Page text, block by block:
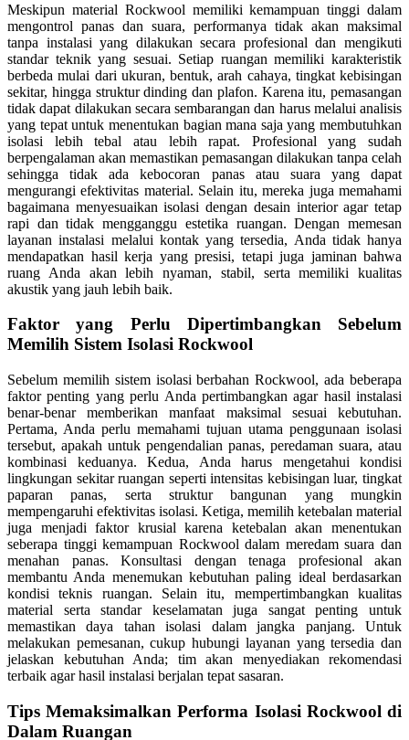
Meskipun material Rockwool memiliki kemampuan tinggi dalam
mengontrol panas dan suara, performanya tidak akan maksimal
tanpa instalasi yang dilakukan secara profesional dan mengikuti
standar teknik yang sesuai. Setiap ruangan memiliki karakteristik
berbeda mulai dari ukuran, bentuk, arah cahaya, tingkat kebisingan
sekitar, hingga struktur dinding dan plafon. Karena itu, pemasangan
tidak dapat dilakukan secara sembarangan dan harus melalui analisis
yang tepat untuk menentukan bagian mana saja yang membutuhkan
isolasi lebih tebal atau lebih rapat. Profesional yang sudah
berpengalaman akan memastikan pemasangan dilakukan tanpa celah
sehingga tidak ada kebocoran panas atau suara yang dapat
mengurangi efektivitas material. Selain itu, mereka juga memahami
bagaimana menyesuaikan isolasi dengan desain interior agar tetap
rapi dan tidak mengganggu estetika ruangan. Dengan memesan
layanan instalasi melalui kontak yang tersedia, Anda tidak hanya
mendapatkan hasil kerja yang presisi, tetapi juga jaminan bahwa
ruang Anda akan lebih nyaman, stabil, serta memiliki kualitas
akustik yang jauh lebih baik.
Faktor yang Perlu Dipertimbangkan Sebelum
Memilih Sistem Isolasi Rockwool
Sebelum memilih sistem isolasi berbahan Rockwool, ada beberapa
faktor penting yang perlu Anda pertimbangkan agar hasil instalasi
benar-benar memberikan manfaat maksimal sesuai kebutuhan.
Pertama, Anda perlu memahami tujuan utama penggunaan isolasi
tersebut, apakah untuk pengendalian panas, peredaman suara, atau
kombinasi keduanya. Kedua, Anda harus mengetahui kondisi
lingkungan sekitar ruangan seperti intensitas kebisingan luar, tingkat
paparan panas, serta struktur bangunan yang mungkin
mempengaruhi efektivitas isolasi. Ketiga, memilih ketebalan material
juga menjadi faktor krusial karena ketebalan akan menentukan
seberapa tinggi kemampuan Rockwool dalam meredam suara dan
menahan panas. Konsultasi dengan tenaga profesional akan
membantu Anda menemukan kebutuhan paling ideal berdasarkan
kondisi teknis ruangan. Selain itu, mempertimbangkan kualitas
material serta standar keselamatan juga sangat penting untuk
memastikan daya tahan isolasi dalam jangka panjang. Untuk
melakukan pemesanan, cukup hubungi layanan yang tersedia dan
jelaskan kebutuhan Anda; tim akan menyediakan rekomendasi
terbaik agar hasil instalasi berjalan tepat sasaran.
Tips Memaksimalkan Performa Isolasi Rockwool di
Dalam Ruangan